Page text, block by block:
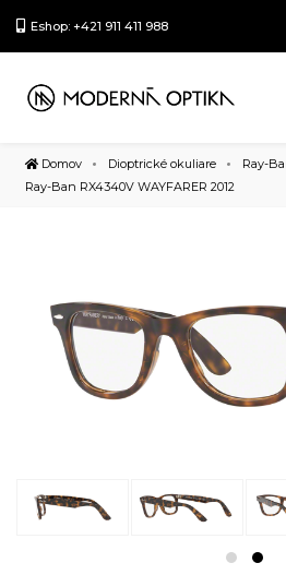
Eshop: +421 911 411 988
Domov Dioptrické okuliare
Ray-
Ray-Ban RX4340V WAYFARER 2012